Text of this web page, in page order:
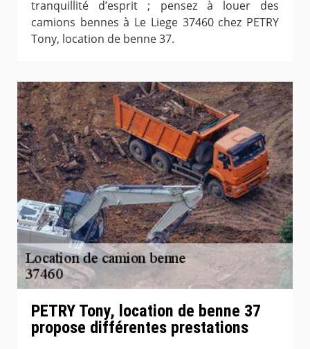
tranquillité d’esprit ; pensez à louer des
camions bennes à Le Liege 37460 chez PETRY
Tony, location de benne 37.
PETRY Tony, location de benne 37
propose différentes prestations